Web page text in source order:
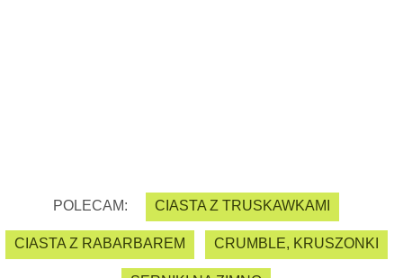
POLECAM: CIASTA Z TRUSKAWKAMI
CIASTA Z RABARBAREM CRUMBLE, KRUSZONKI